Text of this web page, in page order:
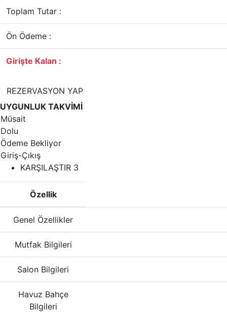
Toplam Tutar :
Ön Ödeme :
Girişte Kalan :
REZERVASYON YAP
UYGUNLUK TAKVİMİ
Müsait
Dolu
Ödeme Bekliyor
Giriş-Çıkış
KARŞILAŞTIR 3
Özellik
Genel Özellikler
Mutfak Bilgileri
Salon Bilgileri
Havuz Bahçe
Bilgileri